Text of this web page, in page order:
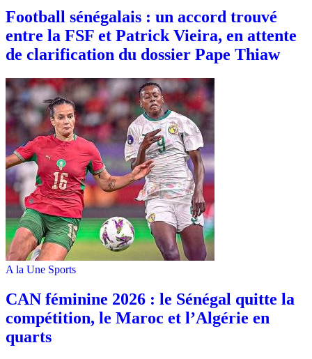
Football sénégalais : un accord trouvé
entre la FSF et Patrick Vieira, en attente
de clarification du dossier Pape Thiaw
A la Une Sports
‎CAN féminine 2026 : le Sénégal quitte la
compétition, le Maroc et l’Algérie en
quarts